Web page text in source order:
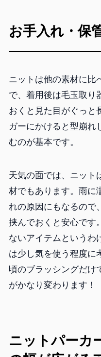
お手入れ・保
ニットは他の素材に比
で、着用後は毛玉取り
おくと見た目がぐっと
ガーにかけると型崩れ
むのが基本です。
天気の面では、ニット
材でもあります。雨に
れの原因にもなるので
挟んでおくと安心です
ないアイテムというわ
は少し気を使う程度に
頃のブラッシングだけ
がかなり変わります！
ニットパーカ